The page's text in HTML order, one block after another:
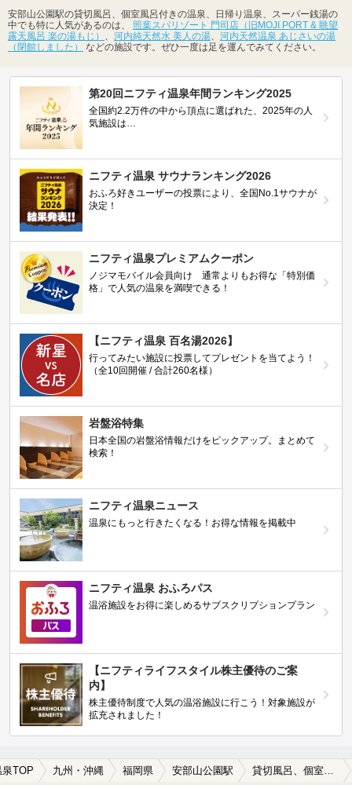
安部山公園駅の貸切風呂、個室風呂付きの温泉、日帰り温泉、スーパー銭湯の
中でも特に人気があるのは、 照葉スパリゾート 門司店（旧MOJI PORT & 眺望
露天風呂 楽の湯もじ） 、 河内純天然水 美人の湯、 河内天然温泉 あじさいの湯
（閉館しました）
などの施設です。ぜひ一度は足を運んでみてください。
第20回ニフティ温泉年間ランキング2025
全国約2.2万件の中から頂点に選ばれた、2025年の人
気施設は…
ニフティ温泉 サウナランキング2026
おふろ好きユーザーの投票により、全国No.1サウナが
決定！
ニフティ温泉プレミアムクーポン
ノジマモバイル会員向け 通常よりもお得な「特別価
格」で人気の温泉を満喫できる！
【ニフティ温泉 百名湯2026】
行ってみたい施設に投票してプレゼントを当てよう！
（全10回開催 / 合計260名様）
岩盤浴特集
日本全国の岩盤浴情報だけをピックアップ。まとめて
検索！
ニフティ温泉ニュース
温泉にもっと行きたくなる！お得な情報を掲載中
ニフティ温泉 おふろパス
温浴施設をお得に楽しめるサブスクリプションプラン
【ニフティライフスタイル株主優待のご案
内】
株主優待制度で人気の温浴施設に行こう！対象施設が
拡充されました！
泉TOP 九州・沖縄 福岡県 安部山公園駅